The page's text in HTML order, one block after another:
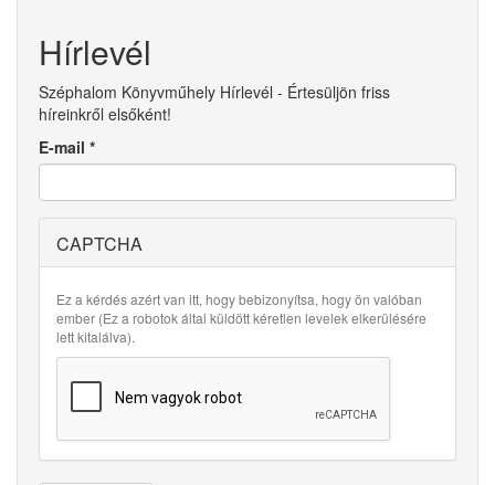
Hírlevél
Széphalom Könyvműhely Hírlevél - Értesüljön friss
híreinkről elsőként!
E-mail *
CAPTCHA
Ez a kérdés azért van itt, hogy bebizonyítsa, hogy ön valóban
ember (Ez a robotok által küldött kéretlen levelek elkerülésére
lett kitalálva).